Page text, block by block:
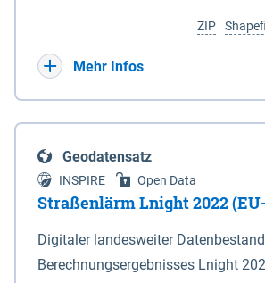
(DTK) im Maßstab 1 : 100 000
verkleinerte Amtliche Karte 1 : 5 000
projizierte Koordinaten im
Terrestrischen Referenzsystem 1989
der Universalen Transversalen
bezogen auf die Zone 32 N (UTM
(Anlage 4); Gleiches gilt für die
ZIP
Mehr Infos
Geodatensatz
INSPIRE Open Data
Straßenlärm Lnight 2022
Digitaler landesweiter
Berechnungsergebnisses Lnight